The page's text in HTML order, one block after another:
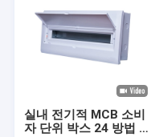
회사 소개
실내 전기적 MCB 소비
자 단위 박스 24 방법 전